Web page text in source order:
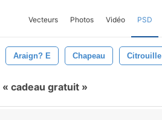
Vecteurs Photos Vidéo PSD
Araign? E Chapeau Citrouille
cadeau gratuit